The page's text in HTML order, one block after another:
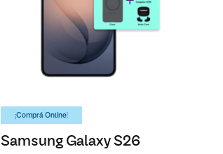
¡Comprá Online!
Samsung Galaxy S26